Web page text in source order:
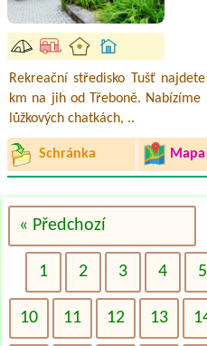
Rekreační středisko Tušť
km na jih od Třeboně.
lůžkových chatkách, ..
Schránka Mapa
« Předchozí
1 2 3 4 5
10 11 12 13